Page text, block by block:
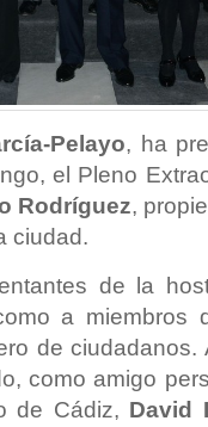
Pelayo, ha
el Pleno
Rodríguez,
ciudad.
de la
a miembros
de
como amigo
de Cádiz, David